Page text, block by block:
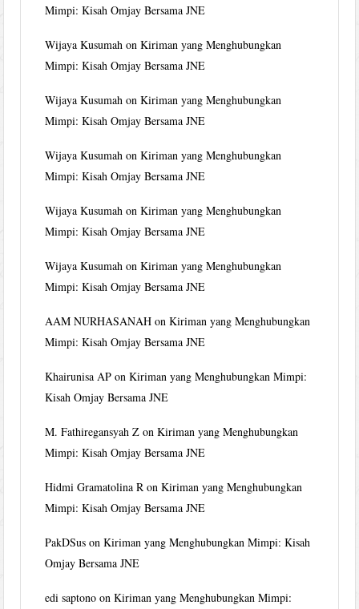
Mimpi: Kisah Omjay Bersama JNE
Wijaya Kusumah onKiriman yang Menghubungkan
Mimpi: Kisah Omjay Bersama JNE
Wijaya Kusumah onKiriman yang Menghubungkan
Mimpi: Kisah Omjay Bersama JNE
Wijaya Kusumah onKiriman yang Menghubungkan
Mimpi: Kisah Omjay Bersama JNE
Wijaya Kusumah onKiriman yang Menghubungkan
Mimpi: Kisah Omjay Bersama JNE
Wijaya Kusumah onKiriman yang Menghubungkan
Mimpi: Kisah Omjay Bersama JNE
AAM NURHASANAH onKiriman yang Menghubungkan
Mimpi: Kisah Omjay Bersama JNE
Khairunisa AP onKiriman yang Menghubungkan Mimpi:
Kisah Omjay Bersama JNE
M. Fathiregansyah Z onKiriman yang Menghubungkan
Mimpi: Kisah Omjay Bersama JNE
Hidmi Gramatolina R onKiriman yang Menghubungkan
Mimpi: Kisah Omjay Bersama JNE
PakDSus onKiriman yang Menghubungkan Mimpi: Kisah
Omjay Bersama JNE
edi saptono onKiriman yang Menghubungkan Mimpi: